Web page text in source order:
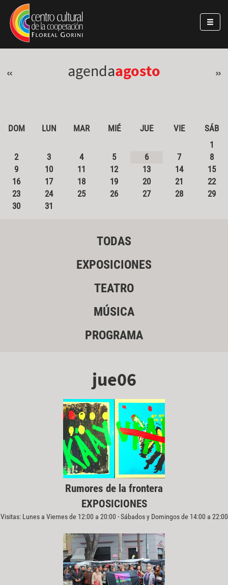
Pasar al contenido principal
Jump to main content
« agendaagosto »
DOM LUN MAR MIÉ JUE VIE
SÁB
1
2
3 4 5 6 7
8
9
10 11 12 13 14
15
16
17 18 19 20 21
22
23
24 25 26 27 28
29
30
31
TODAS
EXPOSICIONES
TEATRO
MÚSICA
PROGRAMA
jue06
Rumores de la frontera
EXPOSICIONES
Visitas: Lunes a Viernes de 12:00 a 20:00 - Sábados y Domingos de 14:00 a 22:00